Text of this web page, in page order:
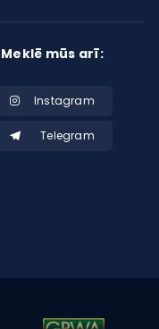
Meklē mūs arī:
Instagram
Telegram